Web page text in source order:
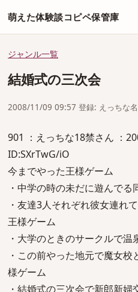
萌えた体験談コピペ保管庫
ジャンル一覧
結婚式の三次会
2008/11/09 09:57 登録: えっちな
901 ：えっちな18禁さん ：
ID:SXrTwG/iO
今までやった王様ゲーム
・中学の時の未だに遊んでる
・友達3人それぞれ彼女連れ
王様ゲーム
・大学のときのサークルで温
・この前やった地元で魔女
様ゲーム
・結婚式の三次会で新郎新